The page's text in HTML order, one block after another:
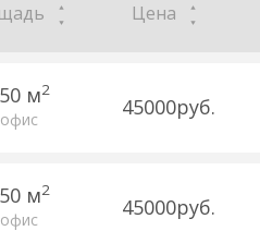
Цена
м2
офис 45000руб.
м2
офис 45000руб.